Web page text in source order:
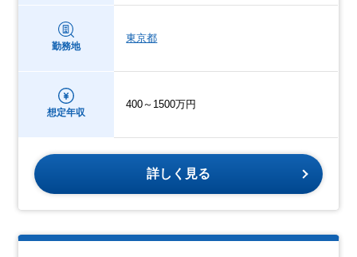
勤務地
東京都
想定年収
400～1500万円
詳しく見る